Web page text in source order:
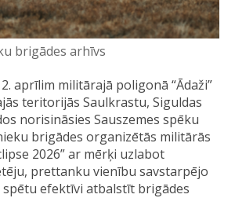
brigādes arhīvs
aprīlim militārajā poligonā “Ādaži”
teritorijās Saulkrastu, Siguldas
norisināsies Sauszemes spēku
brigādes organizētās militārās
2026” ar mērķi uzlabot
prettanku vienību savstarpējo
efektīvi atbalstīt brigādes